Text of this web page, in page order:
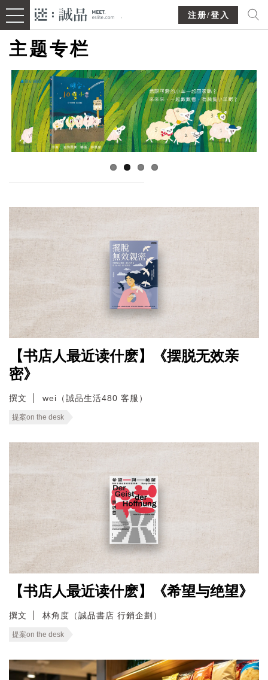
注册/登入
主题专栏
【书店人最近读什麽】《摆脱无效亲
密》
撰文 wei（誠品生活480 客服）
提案on the desk
【书店人最近读什麽】《希望与绝望》
撰文 林角度（誠品書店 行銷企劃）
提案on the desk